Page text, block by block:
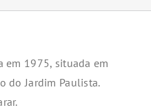
em 1975, situada em
do Jardim Paulista.